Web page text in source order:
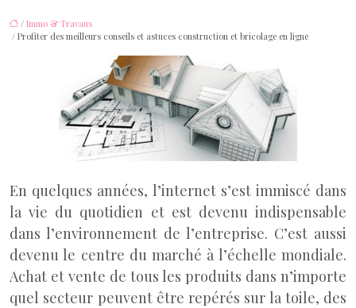
/ Immo & Travaux
/ Profiter des meilleurs conseils et astuces construction et bricolage en ligne
En quelques années, l’internet s’est immiscé dans
la vie du quotidien et est devenu indispensable
dans l’environnement de l’entreprise. C’est aussi
devenu le centre du marché à l’échelle mondiale.
Achat et vente de tous les produits dans n’importe
quel secteur peuvent être repérés sur la toile, des